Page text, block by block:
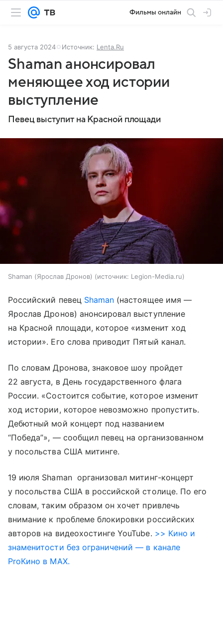
Фильмы онлайн
5 августа 2024 Источник: Lenta.Ru
Shaman анонсировал
меняющее ход истории
выступление
Певец выступит на Красной площади
Shaman (Ярослав Дронов) источник: Legion-Media.ru
Российский певец Shaman (настоящее имя —
Ярослав Дронов) анонсировал выступление
на Красной площади, которое «изменит ход
истории». Его слова приводит Пятый канал.
По словам Дронова, знаковое шоу пройдет
22 августа, в День государственного флага
России. «Состоится событие, которое изменит
ход истории, которое невозможно пропустить.
Дебютный мой концерт под названием
“Победа”», — сообщил певец на организованном
у посольства США митинге.
19 июля Shaman организовал митинг-концерт
у посольства США в российской столице. По его
словам, таким образом он хочет привлечь
внимание к проблеме блокировки российских
авторов на видеохостинге YouTube. >> Кино и
знаменитости без ограничений — в канале
ProКино в MAX.